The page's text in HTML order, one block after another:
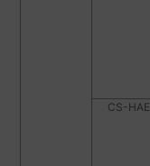
CS-HAE